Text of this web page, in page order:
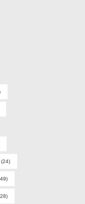
(24)